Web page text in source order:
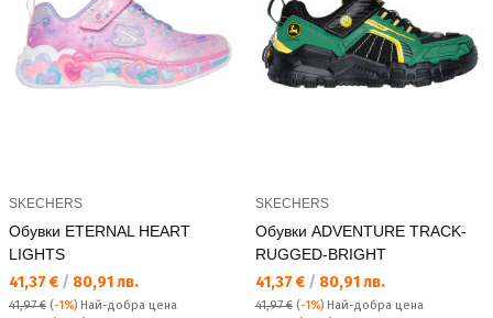
SKECHERS
Обувки ETERNAL HEART
LIGHTS
Текуща цена:
41,37 € / 80,91 лв.
41,97 € (-1%) Най-добра цена
SKECHERS
Обувки ADVENTURE TRACK-
RUGGED-BRIGHT
Текуща цена:
41,37 € / 80,91 лв.
41,97 € (-1%) Най-добра цена